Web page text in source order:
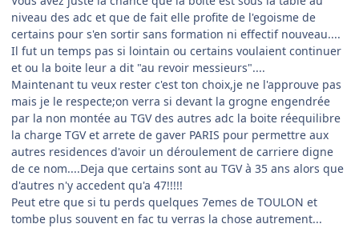
niveau des adc et que de fait elle profite de l'egoisme de
certains pour s'en sortir sans formation ni effectif nouveau....
Il fut un temps pas si lointain ou certains voulaient continuer
et ou la boite leur a dit "au revoir messieurs"....
Maintenant tu veux rester c'est ton choix,je ne l'approuve pas
mais je le respecte;on verra si devant la grogne engendrée
par la non montée au TGV des autres adc la boite réequilibre
la charge TGV et arrete de gaver PARIS pour permettre aux
autres residences d'avoir un déroulement de carriere digne
de ce nom....Deja que certains sont au TGV à 35 ans alors que
d'autres n'y accedent qu'a 47!!!!!
Peut etre que si tu perds quelques 7emes de TOULON et
tombe plus souvent en fac tu verras la chose autrement...